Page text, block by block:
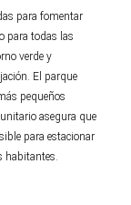
para fomentar
para todas las
verde y
El parque
pequeños
asegura que
para estacionar
habitantes.